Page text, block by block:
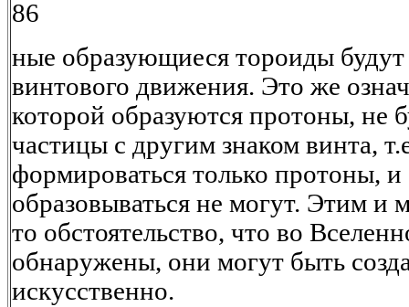
86
ные образующиеся тороиды будут
винтового движения. Это же
которой образуются протоны, не
частицы с другим знаком винта,
формироваться только протоны,
образовываться не могут. Этим и
то обстоятельство, что во
обнаружены, они могут быть
искусственно.